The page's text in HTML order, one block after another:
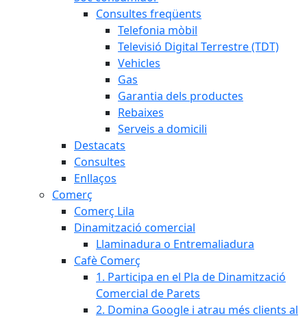
Consultes freqüents
Telefonia mòbil
Televisió Digital Terrestre (TDT)
Vehicles
Gas
Garantia dels productes
Rebaixes
Serveis a domicili
Destacats
Consultes
Enllaços
Comerç
Comerç Lila
Dinamització comercial
Llaminadura o Entremaliadura
Cafè Comerç
1. Participa en el Pla de Dinamització
Comercial de Parets
2. Domina Google i atrau més clients al